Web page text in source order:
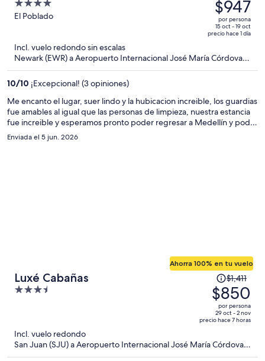
4
out
El Poblado
era
de
$1,588
ahora
$947
por
persona
$947
por persona
15 oct - 19 oct
precio hace 1 día
Incl. vuelo redondo sin escalas
Newark (EWR) a Aeropuerto Internacional José María Córdova
(MDE)
10/10 ¡Excepcional! (3 opiniones)
Me encanto el lugar, suer lindo y la hubicacion increible, los guardias
fue amables al igual que las personas de limpieza, nuestra estancia
fue increible y esperamos pronto poder regresar a Medellín y poder
hospedarnos de nuevo con ustedes, gracias por todo y un saludo
desde México 🇲🇽👍🇨🇴
Enviada el 5 jun. 2026
Luxé Cabañas
3.5
Ahorra 100% en tu vuelo
El
precio
era
de
$1,411
ahora
$1,411
$850
por persona
29 oct - 2 nov
precio hace 7 horas
Incl. vuelo redondo
San Juan (SJU) a Aeropuerto Internacional José María Córdova
(MDE)